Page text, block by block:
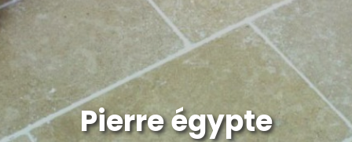
Pierre égypte